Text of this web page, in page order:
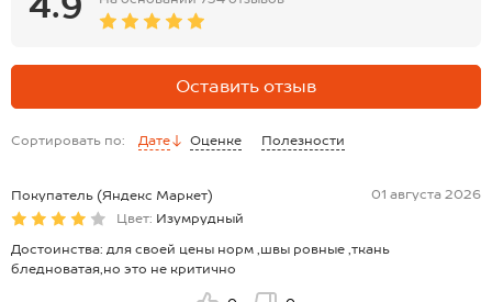
брюки: длина внеш.шва: 63 см; длина внут.шва: 45 см; ширина по
бедрам: 34 см.
кофта: длина: 47 см; ширина: 35 см; длина рукава внешняя: 40 см;
длина рукава внутренняя: 33 см.
брюки: длина внеш.шва: 67 см; длина внут.шва: 48 см; ширина по
*замеры выборочные, могут незначительно отличаться.
Оставить отзыв
Сортировать по: Дате Оценке Полезности
Покупатель (Яндекс Маркет)
01 августа 2026
Цвет: Изумрудный
Достоинства: для своей цены норм ,швы ровные ,ткань
бледноватая,но это не критично